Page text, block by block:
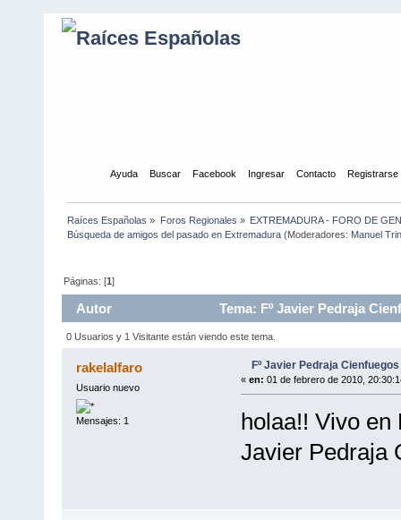
Ayuda Buscar Facebook Ingresar Contacto Registrarse
Raíces Españolas » Foros Regionales » EXTREMADURA - FORO DE
Búsqueda de amigos del pasado en Extremadura (Moderadores: Manuel
Páginas: [1]
Autor Tema: Fº Javier Pedraja
0 Usuarios y 1 Visitante están viendo este tema.
rakelalfaro
Usuario nuevo
Mensajes: 1
Fº Javier Pedraja Cienfuegos
« en: 01 de febrero de 2010,
holaa!! Vivo en
Javier Pedraja